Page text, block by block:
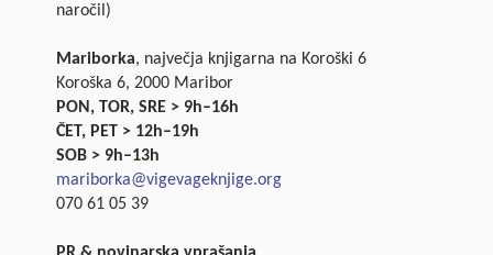
naročil)
Mariborka, največja knjigarna na Koroški 6
Koroška 6, 2000 Maribor
PON, TOR, SRE > 9h–16h
ČET, PET > 12h–19h
SOB > 9h–13h
mariborka@vigevageknjige.org
070 61 05 39